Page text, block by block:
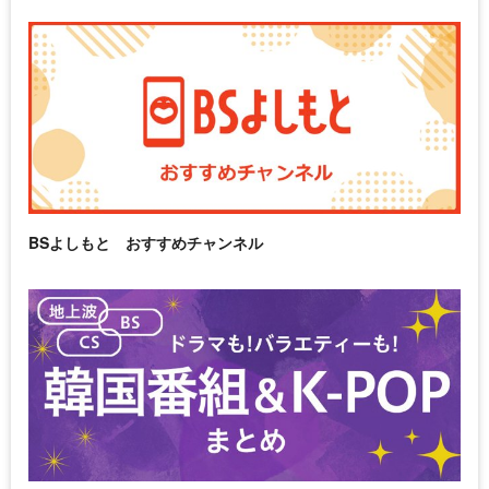
BSよしもと おすすめチャンネル